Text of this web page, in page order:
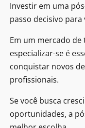
Investir em uma
passo decisivo para
Em um mercado
especializar-se é
conquistar novos
profissionais.
Se você busca
oportunidades, a